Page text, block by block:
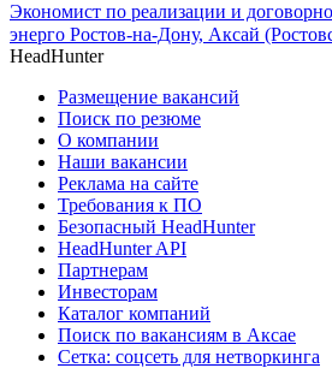
Экономист по реализации и
энерго Ростов-на-Дону, Аксай
HeadHunter
Размещение вакансий
Поиск по резюме
О компании
Наши вакансии
Реклама на сайте
Требования к ПО
Безопасный HeadHunter
HeadHunter API
Партнерам
Инвесторам
Каталог компаний
Поиск по вакансиям в Аксае
Сетка: соцсеть для нетворкинга